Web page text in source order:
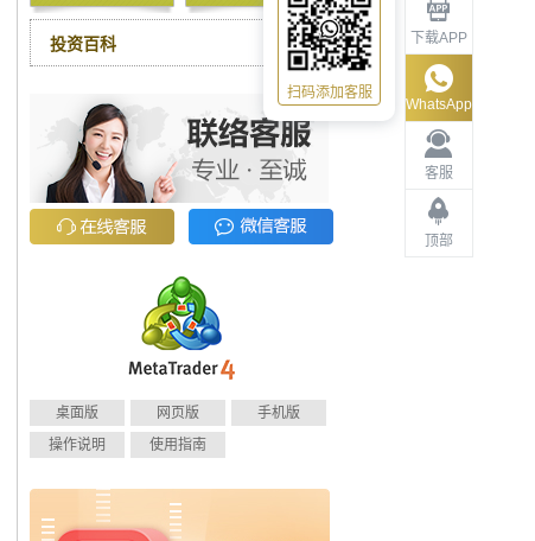
下载APP
客服
顶部
WhatsApp
扫码添加客服
投资百科
桌面版 网页版
手机版
操作说明
使用指南